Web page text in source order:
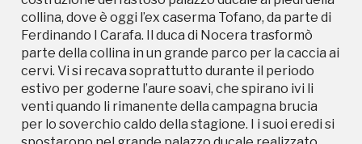
collina, dove è oggi l’ex caserma Tofano, da parte di
Ferdinando I Carafa. Il duca di Nocera trasformò
parte della collina in un grande parco per la caccia ai
cervi. Vi si recava soprattutto durante il periodo
estivo per goderne l’aure soavi, che spirano ivi li
venti quando li rimanente della campagna brucia
per lo soverchio caldo della stagione. I i suoi eredi si
demolirono tutto il lato sud per realizzare il palazzo
che si vede oggi. Il luogo è stato segnalato perché si
ritiene che debba essere maggiormente
valorizzato.